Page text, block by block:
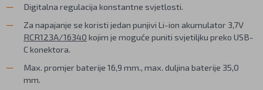
Digitalna regulacija konstantne svjetlosti.
Za napajanje se koristi jedan punjivi Li-ion akumulator 3,7V
RCR123A/16340 kojim je moguće puniti svjetiljku preko USB-
C konektora.
Max. promjer baterije 16,9 mm., max. duljina baterije 35,0
mm.